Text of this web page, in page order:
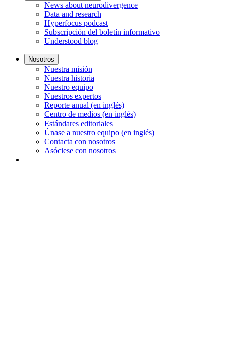
News about neurodivergence
Data and research
Hyperfocus podcast
Subscripción del boletín informativo
Understood blog
Nosotros
Nuestra misión
Nuestra historia
Nuestro equipo
Nuestros expertos
Reporte anual (en inglés)
Centro de medios (en inglés)
Estándares editoriales
Únase a nuestro equipo (en inglés)
Contacta con nosotros
Asóciese con nosotros